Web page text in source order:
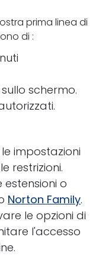
prima linea di
di :​
schermo.
le impostazioni
restrizioni.
estensioni o
Norton Family.
le opzioni di
l'accesso